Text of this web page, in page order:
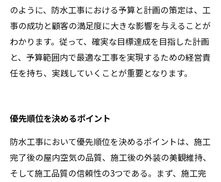
のように、防水工事における予算と計画の策定は、工
事の成功と顧客の満足度に大きな影響を与えることが
わかります。従って、確実な目標達成を目指した計画
と、予算範囲内で最適な工事を実現するための経営責
任を持ち、実践していくことが重要となります。
優先順位を決めるポイント
防水工事において優先順位を決めるポイントは、施工
完了後の屋内空気の品質、施工後の外装の美観維持、
そして施工品質の信頼性の3つである。まず、施工完